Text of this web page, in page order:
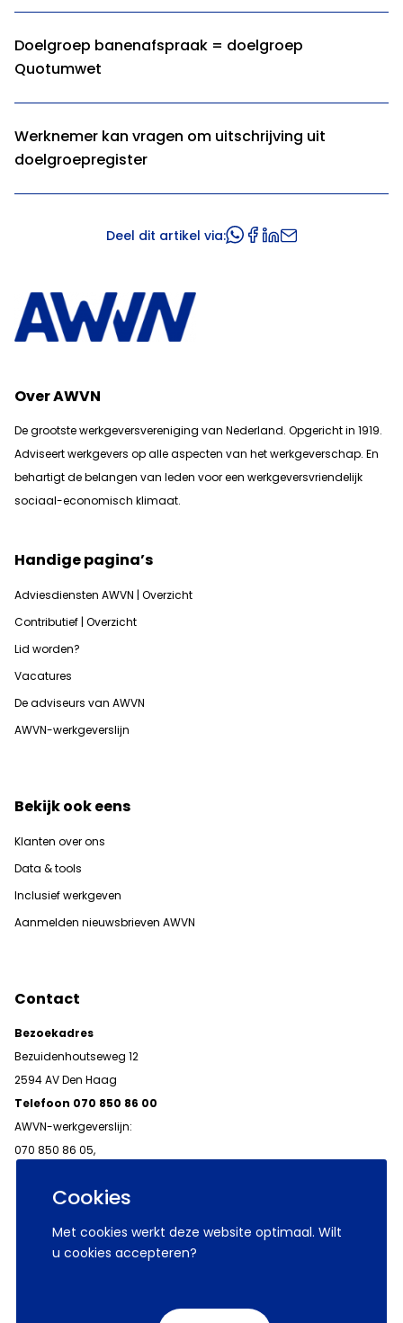
Cookies
Met cookies werkt deze website optimaal. Wilt
u cookies accepteren?
Doelgroep banenafspraak = doelgroep
Quotumwet
Werknemer kan vragen om uitschrijving uit
doelgroepregister
Deel dit artikel via:
Over AWVN
De grootste werkgeversvereniging van Nederland. Opgericht in 1919.
Adviseert werkgevers op alle aspecten van het werkgeverschap. En
behartigt de belangen van leden voor een werkgeversvriendelijk
sociaal-economisch klimaat.
Handige pagina’s
Adviesdiensten AWVN | Overzicht
Contributief | Overzicht
Lid worden?
Vacatures
De adviseurs van AWVN
AWVN-werkgeverslijn
Bekijk ook eens
Klanten over ons
Data & tools
Inclusief werkgeven
Aanmelden nieuwsbrieven AWVN
Contact
Bezoekadres
Bezuidenhoutseweg 12
2594 AV Den Haag
Telefoon 070 850 86 00
AWVN-werkgeverslijn:
070 850 86 05,
© 2026 AWVN